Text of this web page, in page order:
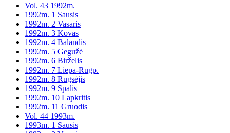
Vol. 43 1992m.
1992m. 1 Sausis
1992m. 2 Vasaris
1992m. 3 Kovas
1992m. 4 Balandis
1992m. 5 Gegužė
1992m. 6 Birželis
1992m. 7 Liepa-Rugp.
1992m. 8 Rugsėjis
1992m. 9 Spalis
1992m. 10 Lapkritis
1992m. 11 Gruodis
Vol. 44 1993m.
1993m. 1 Sausis